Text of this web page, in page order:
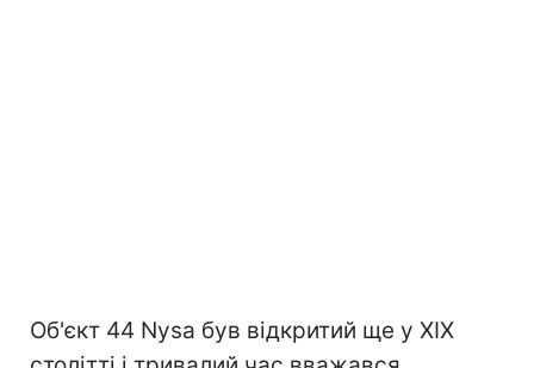
Об'єкт 44 Nysa був відкритий ще у XIX